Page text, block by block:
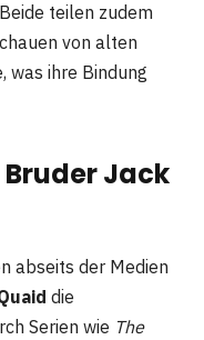
teilen zudem
von alten
was ihre Bindung
Jack
abseits der Medien
die
Serien wie The